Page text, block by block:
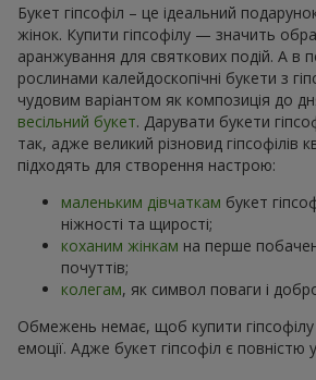
Букет гіпсофіл – це ідеальний
жінок. Купити гіпсофілу — значить
аранжування для святкових подій. А в
рослинами калейдоскопічні букети з
чудовим варіантом як композиція до
весільний букет. Дарувати букети
так, адже великий різновид гіпсофілів
підходять для створення настрою:
маленьким дівчаткам букет
ніжності та щирості;
коханим жінкам на перше
почуттів;
колегам, як символ поваги і
Обмежень немає, щоб купити гіпсофілу
емоції. Адже букет гіпсофіл є повністю